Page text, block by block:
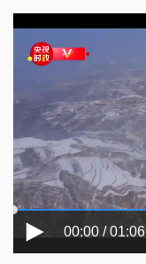
00:00 / 01:06